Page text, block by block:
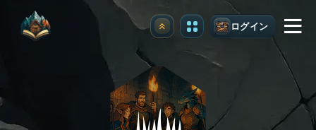
アップグレード ログイン